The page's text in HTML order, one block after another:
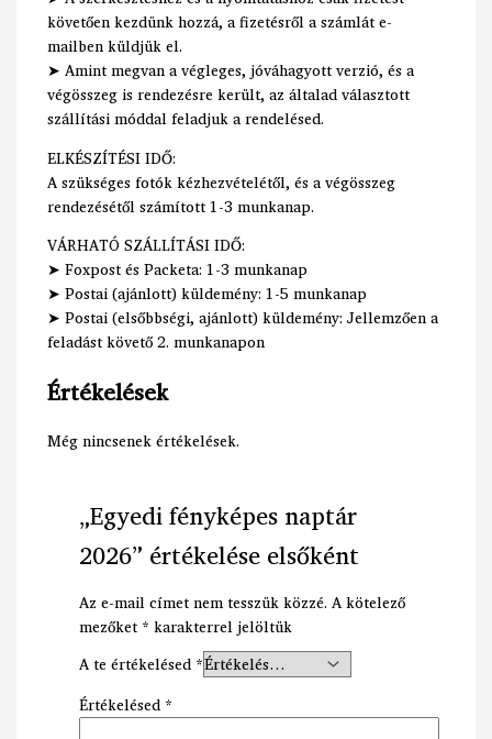
követően kezdünk hozzá, a fizetésről a számlát e-
mailben küldjük el.
➤ Amint megvan a végleges, jóváhagyott verzió, és a
végösszeg is rendezésre került, az általad választott
szállítási móddal feladjuk a rendelésed.
ELKÉSZÍTÉSI IDŐ:
A szükséges fotók kézhezvételétől, és a végösszeg
rendezésétől számított 1-3 munkanap.
VÁRHATÓ SZÁLLÍTÁSI IDŐ:
➤ Foxpost és Packeta: 1-3 munkanap
➤ Postai (ajánlott) küldemény: 1-5 munkanap
➤ Postai (elsőbbségi, ajánlott) küldemény: Jellemzően a
feladást követő 2. munkanapon
Értékelések
Még nincsenek értékelések.
„Egyedi fényképes naptár
2026” értékelése elsőként
Az e-mail címet nem tesszük közzé. A kötelező
mezőket * karakterrel jelöltük
A te értékelésed *
Értékelésed *